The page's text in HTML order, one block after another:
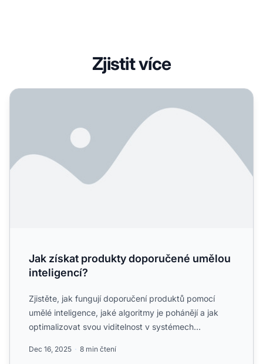
Zjistit více
Jak získat produkty doporučené umělou inteligencí?
Jak získat produkty doporučené umělou
inteligencí?
Zjistěte, jak fungují doporučení produktů pomocí
umělé inteligence, jaké algoritmy je pohánějí a jak
optimalizovat svou viditelnost v systémech
Dec 16, 2025 8 min čtení